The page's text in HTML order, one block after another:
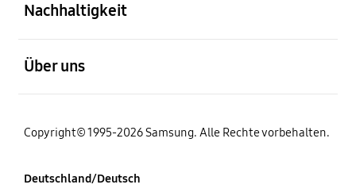
Nachhaltigkeit
Über uns
Copyright© 1995-2026 Samsung. Alle Rechte vorbehalten.
Deutschland/Deutsch